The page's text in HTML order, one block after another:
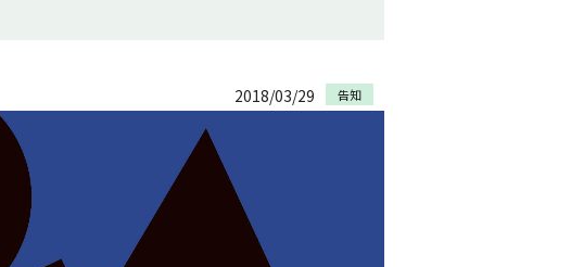
2018/03/29 告知